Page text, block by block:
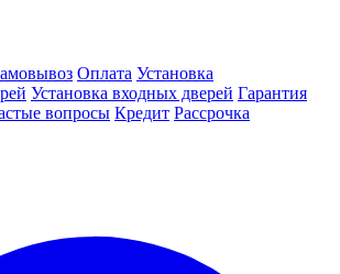
Оплата Установка
Установка входных дверей Гарантия
вопросы Кредит Рассрочка